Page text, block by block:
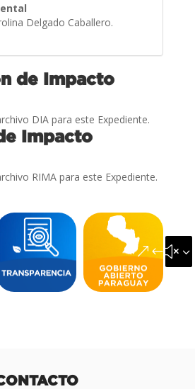
Delgado Caballero.
de Impacto
DIA para este Expediente.
Impacto
RIMA para este Expediente.